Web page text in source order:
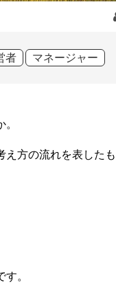
者 マネージャー
え方の流れを表した
。